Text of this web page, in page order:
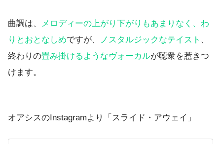
曲調は、
メロディーの上がり下がりもあまりなく、わ
りとおとなしめですが、 ノスタルジックなテイスト 、
終わりの畳み掛けるようなヴォーカルが聴衆を惹きつ
けます。
オアシスのInstagramより「スライド・アウェイ」